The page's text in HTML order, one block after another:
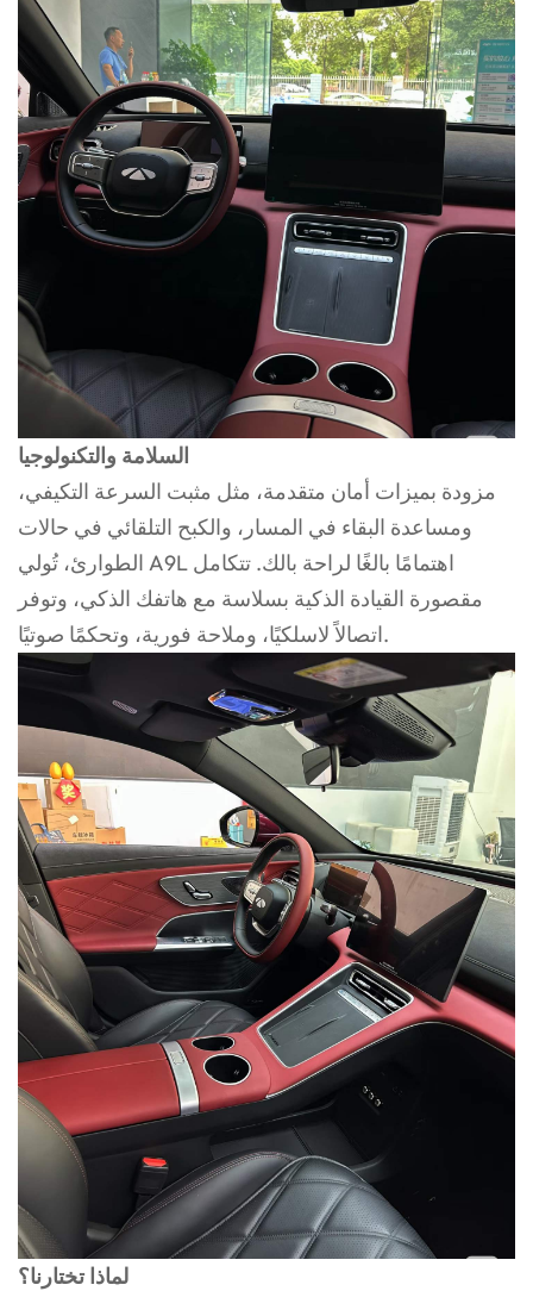
السلامة والتكنولوجيا
مزودة بميزات أمان متقدمة، مثل مثبت السرعة التكيفي،
ومساعدة البقاء في المسار، والكبح التلقائي في حالات
الطوارئ، تُولي A9L اهتمامًا بالغًا لراحة بالك. تتكامل
مقصورة القيادة الذكية بسلاسة مع هاتفك الذكي، وتوفر
اتصالاً لاسلكيًا، وملاحة فورية، وتحكمًا صوتيًا.
لماذا تختارنا؟